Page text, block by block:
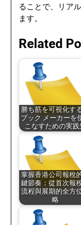
ることで、リア
ます。
Related
勝ち筋を可視化す
ブック メーカーを
こなすための実践
掌握香港公司報稅
鍵節奏：從首次報
流程與展期的全方
略